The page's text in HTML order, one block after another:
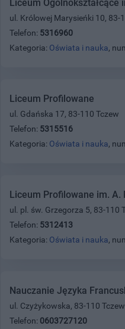
Liceum
ul. Królowej Marysieńki 10, 83-
Telefon: 5316960
Kategoria: Oświata i nauka,
Liceum Profilowane
ul. Gdańska 17, 83-110 Tczew
Telefon: 5315516
Kategoria: Oświata i nauka,
Liceum Profilowane im. A.
ul. pl. św. Grzegorza 5, 83-110
Telefon: 5312413
Kategoria: Oświata i nauka,
Nauczanie Języka
ul. Czyżykowska, 83-110 Tczew
Telefon: 0603727120